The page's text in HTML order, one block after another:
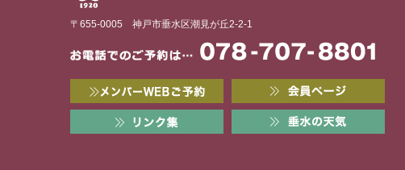
〒655-0005 神戸市垂水区潮見が丘2-2-1